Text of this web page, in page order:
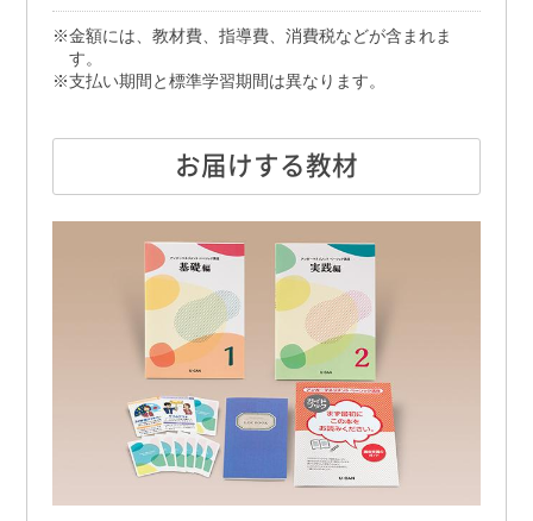
金額には、教材費、指導費、消費税などが含まれま
す。
支払い期間と標準学習期間は異なります。
お届けする教材